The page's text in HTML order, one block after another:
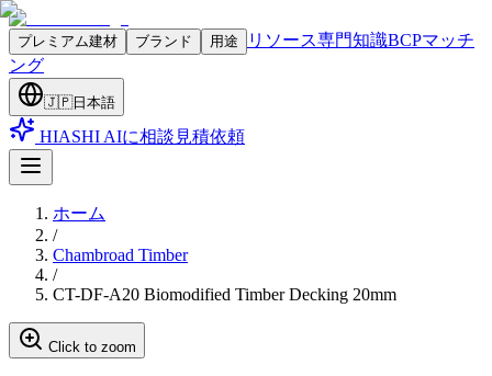
プレミアム建材 ブランド 用途 リソース専門知識BCPマッチ
ング
🇯🇵日本語
HIASHI AIに相談 見積依頼
ホーム
/
Chambroad Timber
/
CT-DF-A20 Biomodified Timber Decking 20mm
Click to zoom